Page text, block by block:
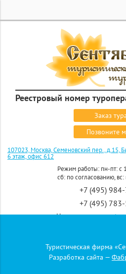
Реестровый номер
Заказ
Позвоните
107023, Москва, Семеновский пер., д.15,
6 этаж, офис 612
Режим работы: пн-пт: с
сб: по согласованию,
+7 (495)
+7 (495)
Напишите нам:
дружить
ПОИСК
ГОРЯЩИЕ
СТРАНЫ
КРУИЗЫ
ЗАКАЗ
Туристическая фирма
Разработка сайта —